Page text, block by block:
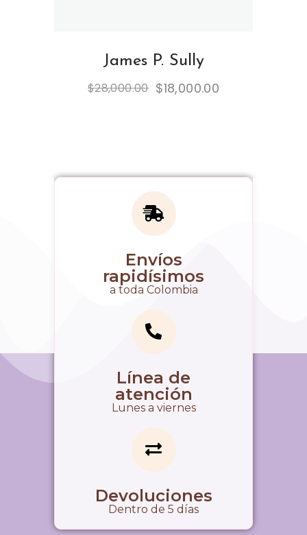
James P. Sully
$28,000.00 $18,000.00
Envíos
rapidísimos
a toda Colombia
Línea de
atención
Lunes a viernes
Devoluciones
Dentro de 5 días